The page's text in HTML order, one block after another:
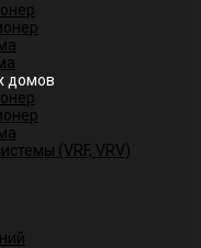
домов
(VRF, VRV)